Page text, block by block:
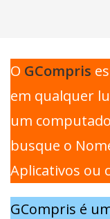
O GCompris
em qualquer
um
busque o
Aplicativos ou
GCompris é